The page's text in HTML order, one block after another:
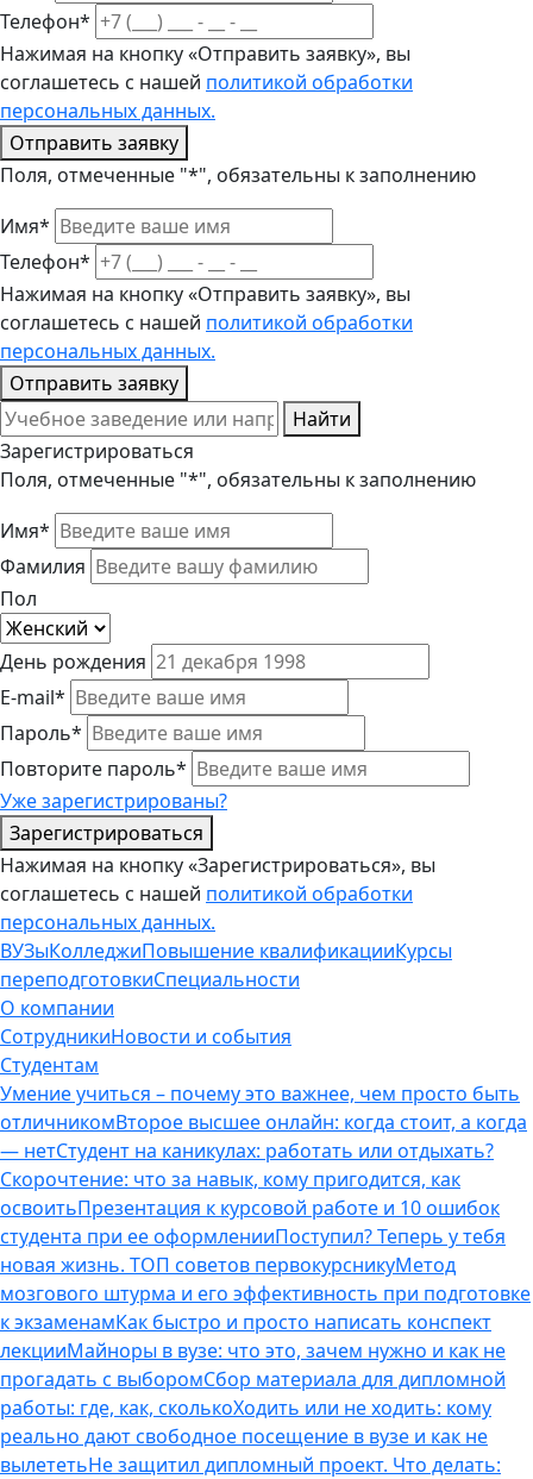
Телефон*
Нажимая на кнопку «Отправить заявку», вы
соглашетесь с нашей политикой обработки
персональных данных.
Отправить заявку
Поля, отмеченные "*", обязательны к заполнению
Имя*
Телефон*
Нажимая на кнопку «Отправить заявку», вы
соглашетесь с нашей политикой обработки
персональных данных.
Отправить заявку
Найти
Зарегистрироваться
Поля, отмеченные "*", обязательны к заполнению
Имя*
Фамилия
Пол
День рождения
E-mail*
Пароль*
Повторите пароль*
Уже зарегистрированы?
Зарегистрироваться
Нажимая на кнопку «Зарегистрироваться», вы
соглашетесь с нашей политикой обработки
персональных данных.
ВУЗыКолледжиПовышение квалификацииКурсы
переподготовкиСпециальности
О компании
СотрудникиНовости и события
Студентам
Умение учиться – почему это важнее, чем просто быть
отличникомВторое высшее онлайн: когда стоит, а когда
— нетСтудент на каникулах: работать или отдыхать?
Скорочтение: что за навык, кому пригодится, как
освоитьПрезентация к курсовой работе и 10 ошибок
студента при ее оформленииПоступил? Теперь у тебя
новая жизнь. ТОП советов первокурсникуМетод
мозгового штурма и его эффективность при подготовке
к экзаменамКак быстро и просто написать конспект
лекцииМайноры в вузе: что это, зачем нужно и как не
прогадать с выборомСбор материала для дипломной
работы: где, как, сколькоХодить или не ходить: кому
реально дают свободное посещение в вузе и как не
вылететьНе защитил дипломный проект. Что делать: